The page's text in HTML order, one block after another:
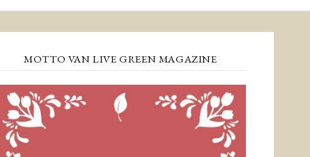
MOTTO VAN LIVE GREEN MAGAZINE